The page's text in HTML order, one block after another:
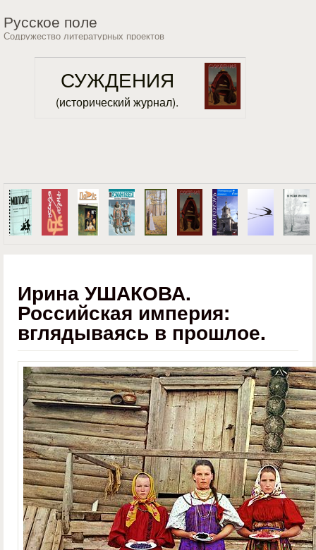
Русское поле
Содружество литературных проектов
СУЖДЕНИЯ
(исторический журнал).
Ирина УШАКОВА.
Российская империя:
вглядываясь в прошлое.